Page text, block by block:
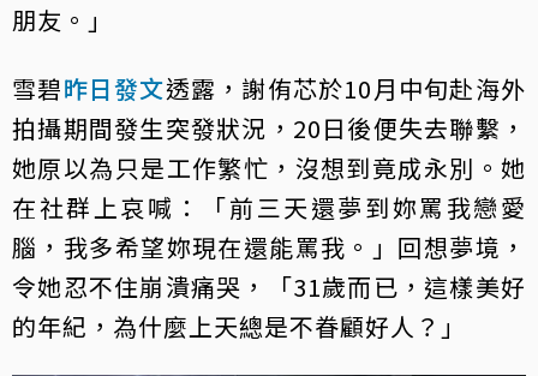
朋友。」
雪碧昨日發文透露，謝侑芯於10月中旬赴海外
拍攝期間發生突發狀況，20日後便失去聯繫，
她原以為只是工作繁忙，沒想到竟成永別。她
在社群上哀喊：「前三天還夢到妳罵我戀愛
腦，我多希望妳現在還能罵我。」回想夢境，
令她忍不住崩潰痛哭，「31歲而已，這樣美好
的年紀，為什麼上天總是不眷顧好人？」